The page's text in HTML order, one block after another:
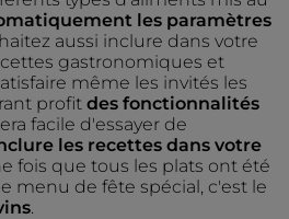
les paramètres
aussi inclure dans votre
gastronomiques et
même les invités les
profit des fonctionnalités
facile d'essayer de
les recettes dans votre
fois que tous les plats ont été
menu de fête spécial, c'est le
.